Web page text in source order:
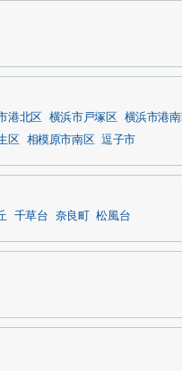
港北区 横浜市戸塚区 横浜市港南
区 相模原市南区 逗子市
千草台 奈良町 松風台